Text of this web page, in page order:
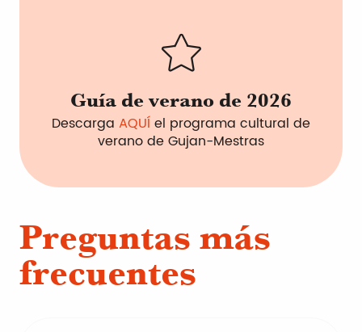
Guía de verano de 2026
Descarga AQUÍel programa cultural de
verano de Gujan-Mestras
Preguntas más
frecuentes